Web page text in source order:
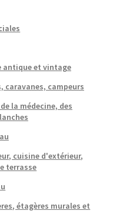
antique et vintage
caravanes, campeurs
la médecine, des
cuisine d'extérieur,
terrasse
étagères murales et